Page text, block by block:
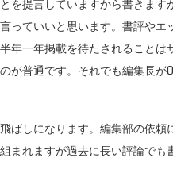
提言していますから書きます
っていいと思います。書評やエ
年一年掲載を待たされることは
普通です。それでも編集長が
しになります。編集部の依頼
まれますが過去に長い評論でも